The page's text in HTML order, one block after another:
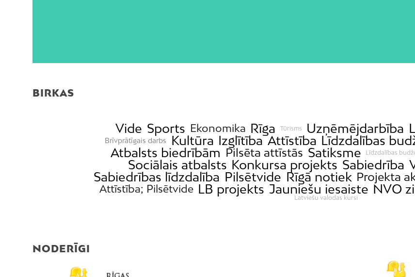
BIRKAS
Vide Sports Ekonomika Rīga Tūrisms Uzņēmējdarbība
Brīvprātīgais darbs Kultūra Izglītība Attīstība Līdzdalības
Atbalsts biedrībām Pilsēta attīstās Satiksme Līdzdalības
Sociālais atbalsts Konkursa projekts Sabiedrība
Sabiedrības līdzdalība Pilsētvide Rīgā notiek Projekta
Attīstība; Pilsētvide LB projekts Jauniešu iesaiste NVO
Latviešu valodas kursi
NODERĪGI